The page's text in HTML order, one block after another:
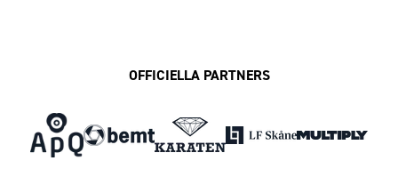
OFFICIELLA PARTNERS